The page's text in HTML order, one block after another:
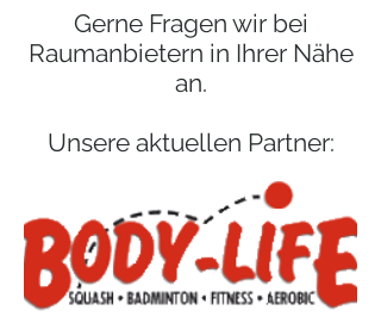
Gerne Fragen wir bei
Raumanbietern in Ihrer Nähe
an.
Unsere aktuellen Partner: